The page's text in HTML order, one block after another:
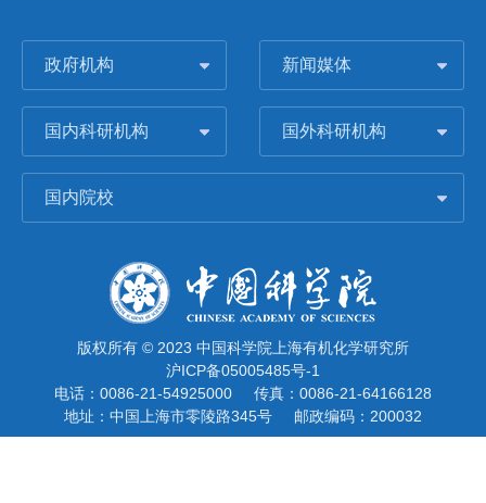
政府机构 新闻媒体
国内科研机构 国外科研机构
国内院校
版权所有 © 2023 中国科学院上海有机化学研究所
沪ICP备05005485号-1
电话：0086-21-54925000
传真：0086-21-64166128
地址：中国上海市零陵路345号
邮政编码：200032